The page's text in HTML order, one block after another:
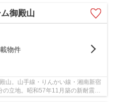
御殿山
物件
山。山手線・りんかい線・湘南新宿
の立地。昭和57年11月築の新耐震基